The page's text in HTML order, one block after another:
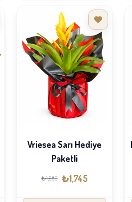
Vriesea Sarı Hediye
Paketli
₺1,980 ₺1,745